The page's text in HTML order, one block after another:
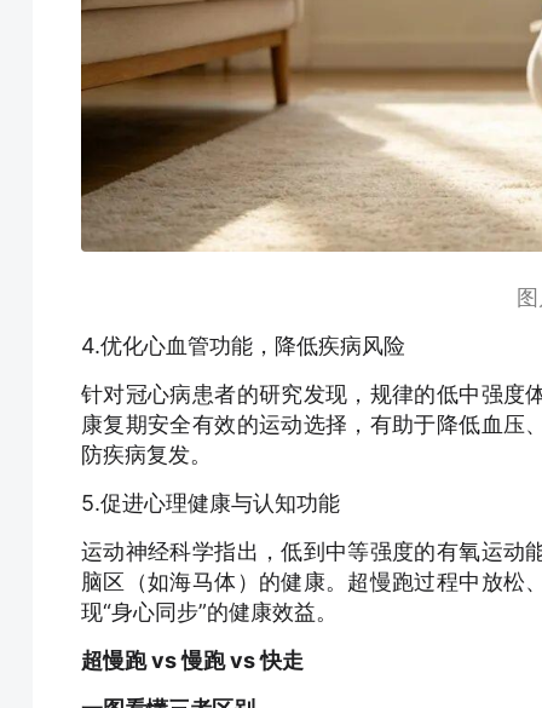
4.优化心血管功能，降低疾病风险
针对冠心病患者的研究发现，规律的低中强度
康复期安全有效的运动选择，有助于降低血压
防疾病复发。
5.促进心理健康与认知功能
运动神经科学指出，低到中等强度的有氧运动
脑区（如海马体）的健康。超慢跑过程中放松
现“身心同步”的健康效益。
超慢跑 vs 慢跑 vs 快走